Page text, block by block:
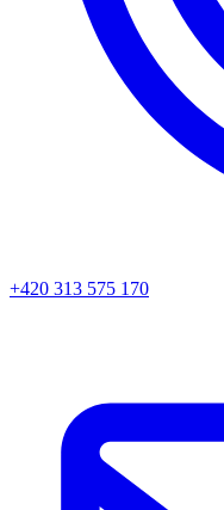
+420 313 575 170